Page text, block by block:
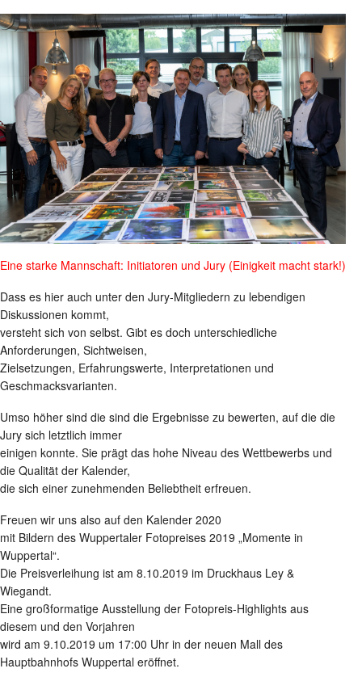
Eine starke Mannschaft: Initiatoren und Jury (Einigkeit macht stark!)
Dass es hier auch unter den Jury-Mitgliedern zu lebendigen
Diskussionen kommt,
versteht sich von selbst. Gibt es doch unterschiedliche
Anforderungen, Sichtweisen,
Zielsetzungen, Erfahrungswerte, Interpretationen und
Geschmacksvarianten.
Umso höher sind die sind die Ergebnisse zu bewerten, auf die die
Jury sich letztlich immer
einigen konnte. Sie prägt das hohe Niveau des Wettbewerbs und
die Qualität der Kalender,
die sich einer zunehmenden Beliebtheit erfreuen.
Freuen wir uns also auf den Kalender 2020
mit Bildern des Wuppertaler Fotopreises 2019 „Momente in
Wuppertal“.
Die Preisverleihung ist am 8.10.2019 im Druckhaus Ley &
Wiegandt.
Eine großformatige Ausstellung der Fotopreis-Highlights aus
diesem und den Vorjahren
wird am 9.10.2019 um 17:00 Uhr in der neuen Mall des
Hauptbahnhofs Wuppertal eröffnet.